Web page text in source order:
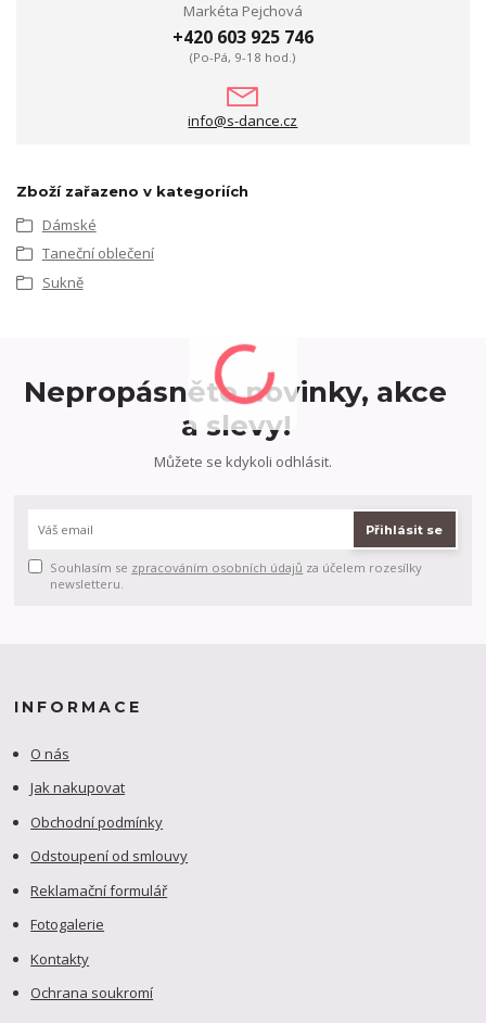
Markéta Pejchová
+420 603 925 746
(Po-Pá, 9-18 hod.)
info@s-dance.cz
Zboží zařazeno v kategoriích
Dámské
Taneční oblečení
Sukně
Nepropásněte novinky, akce
a slevy!
Můžete se kdykoli odhlásit.
Přihlásit se
Souhlasím se zpracováním osobních údajů za účelem rozesílky
newsletteru.
INFORMACE
O nás
Jak nakupovat
Obchodní podmínky
Odstoupení od smlouvy
Reklamační formulář
Fotogalerie
Kontakty
Ochrana soukromí